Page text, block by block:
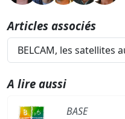
Articles associés
BELCAM, les satellites
A lire aussi
BASE